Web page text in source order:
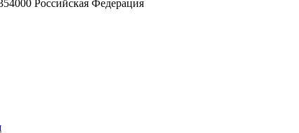
Российская Федерация